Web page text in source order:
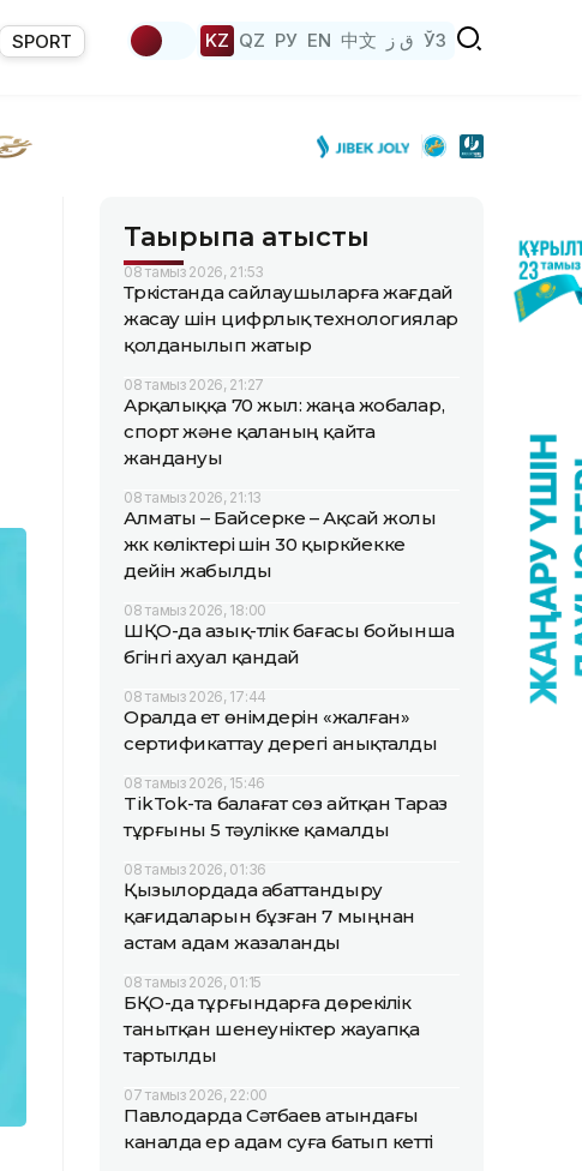
SPORT KZ QZ РУ EN 中文 ق ز ЎЗ
Тақырыпқа қатысты
08 тамыз 2026, 21:53
Түркістанда сайлаушыларға жағдай
жасау үшін цифрлық технологиялар
қолданылып жатыр
08 тамыз 2026, 21:27
Арқалыққа 70 жыл: жаңа жобалар,
спорт және қаланың қайта
жандануы
08 тамыз 2026, 21:13
Алматы – Байсерке – Ақсай жолы
жүк көліктері үшін 30 қыркүйекке
дейін жабылды
08 тамыз 2026, 18:00
ШҚО-да азық-түлік бағасы бойынша
бүгінгі ахуал қандай
08 тамыз 2026, 17:44
Оралда ет өнімдерін «жалған»
сертификаттау дерегі анықталды
08 тамыз 2026, 15:46
TikTok-та балағат сөз айтқан Тараз
тұрғыны 5 тәулікке қамалды
08 тамыз 2026, 01:36
Қызылордада абаттандыру
қағидаларын бұзған 7 мыңнан
астам адам жазаланды
08 тамыз 2026, 01:15
БҚО-да тұрғындарға дөрекілік
танытқан шенеуніктер жауапқа
тартылды
07 тамыз 2026, 22:00
Павлодарда Сәтбаев атындағы
каналда ер адам суға батып кетті